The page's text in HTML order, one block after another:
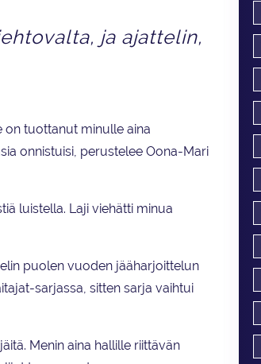
ja ajattelin,
on tuottanut minulle aina
onnistuisi, perustelee Oona-Mari
luistella. Laji viehätti minua
puolen vuoden jääharjoittelun
sarjassa, sitten sarja vaihtui
Menin aina hallille riittävän